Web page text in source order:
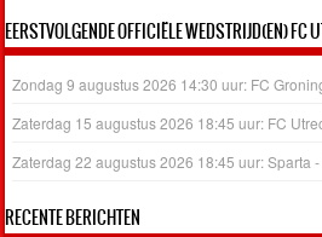
EERSTVOLGENDE OFFICIËLE WEDSTRIJD(EN) FC
Zondag 9 augustus 2026 14:30 uur: FC
Zaterdag 15 augustus 2026 18:45 uur: FC
Zaterdag 22 augustus 2026 18:45 uur: Sparta
RECENTE BERICHTEN